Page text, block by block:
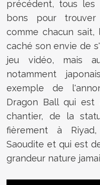
précédent, tous les
bons pour
comme chacun sait,
caché son envie de
jeu vidéo, mais
notamment
exemple de
Dragon Ball qui est
chantier, de la
fièrement à
Saoudite et qui est
grandeur nature